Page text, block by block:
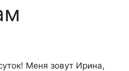
Меня зовут Ирина,